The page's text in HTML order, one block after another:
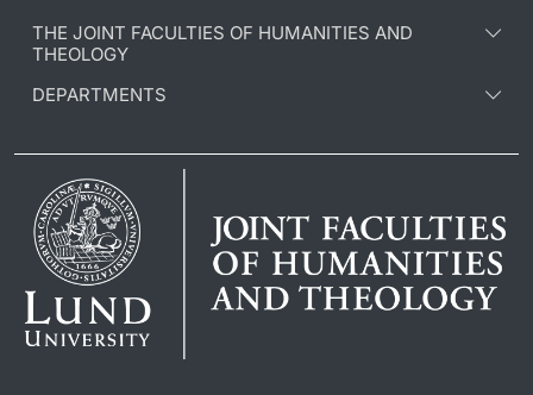
THE JOINT FACULTIES OF HUMANITIES AND
THEOLOGY
DEPARTMENTS